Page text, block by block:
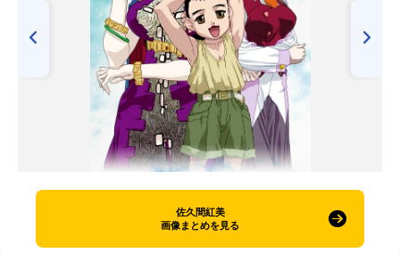
佐久間紅美
画像まとめを見る